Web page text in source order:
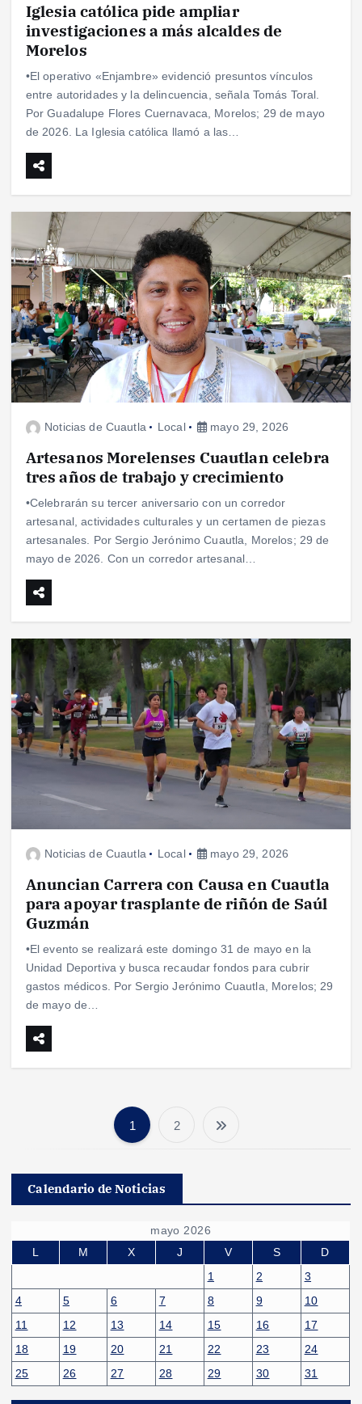
Iglesia católica pide ampliar
investigaciones a más alcaldes de
Morelos
•El operativo «Enjambre» evidenció presuntos vínculos
entre autoridades y la delincuencia, señala Tomás Toral.
Por Guadalupe Flores Cuernavaca, Morelos; 29 de mayo
de 2026. La Iglesia católica llamó a las…
Noticias de Cuautla Local mayo 29, 2026
Artesanos Morelenses Cuautlan celebra
tres años de trabajo y crecimiento
•Celebrarán su tercer aniversario con un corredor
artesanal, actividades culturales y un certamen de piezas
artesanales. Por Sergio Jerónimo Cuautla, Morelos; 29 de
mayo de 2026. Con un corredor artesanal…
Noticias de Cuautla Local mayo 29, 2026
Anuncian Carrera con Causa en Cuautla
para apoyar trasplante de riñón de Saúl
Guzmán
•El evento se realizará este domingo 31 de mayo en la
Unidad Deportiva y busca recaudar fondos para cubrir
gastos médicos. Por Sergio Jerónimo Cuautla, Morelos; 29
de mayo de…
a
g
i
n
a
c
1 2
Calendario de Noticias
mayo 2026
L
M X J V S
D
1
2
3
4
5 6 7 8 9
10
11
12 13 14 15 16
17
18
19 20 21 22 23
24
25
26 27 28 29 30 31